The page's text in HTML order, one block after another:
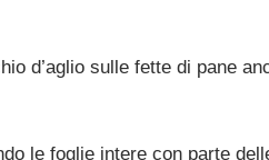
d’aglio sulle fette di pane
le foglie intere con parte